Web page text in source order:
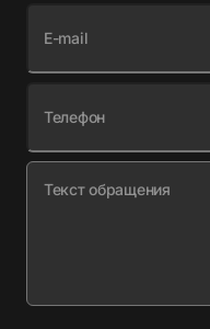
E-mail
Телефон
Текст обращения